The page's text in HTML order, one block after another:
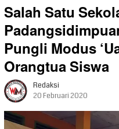
Salah Satu
Pungli Modus
Orangtua Siswa
Redaksi
20 Februari 2020